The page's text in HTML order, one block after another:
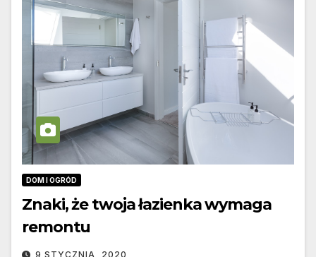
DOM I OGRÓD
Znaki, że twoja łazienka wymaga
remontu
9 STYCZNIA, 2020